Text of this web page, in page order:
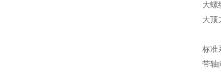
大螺
大顶
标准
带轴